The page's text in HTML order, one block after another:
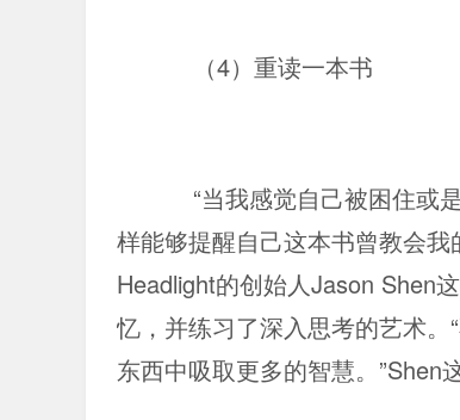
（4）重读一本书
“当我感觉自己被困住或
样能够提醒自己这本书曾教会
Headlight的创始人Jason Shen
忆，并练习了深入思考的艺术
东西中吸取更多的智慧。”Shen